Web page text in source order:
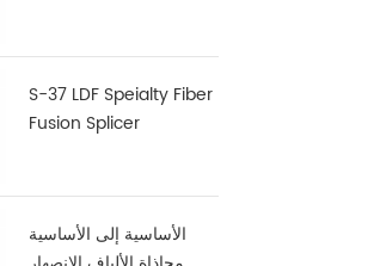
S-37 LDF Speialty Fiber
Fusion Splicer
الأساسية إلى الأساسية